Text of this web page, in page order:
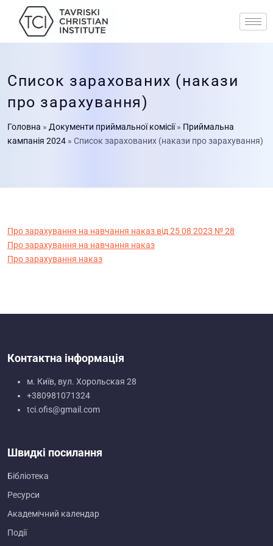
Список зарахованих (накази
про зарахування)
Головна » Документи приймальної комісії» Приймальна
кампанія 2024 » Список зарахованих (накази про зарахування)
Про зарахування на навчання наказ від 25 08 2023 № 28
Про зарахування на навчання наказ
Про зарахування наказ
Контактна інформація
м. Київ, вул. Хорольская 28
+380981071324
tci.ofis@gmail.com
Швидкі посилання
Бібліотека
Ресурси
Академічний календар
Події